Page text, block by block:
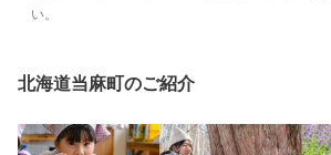
い。
北海道当麻町のご紹介